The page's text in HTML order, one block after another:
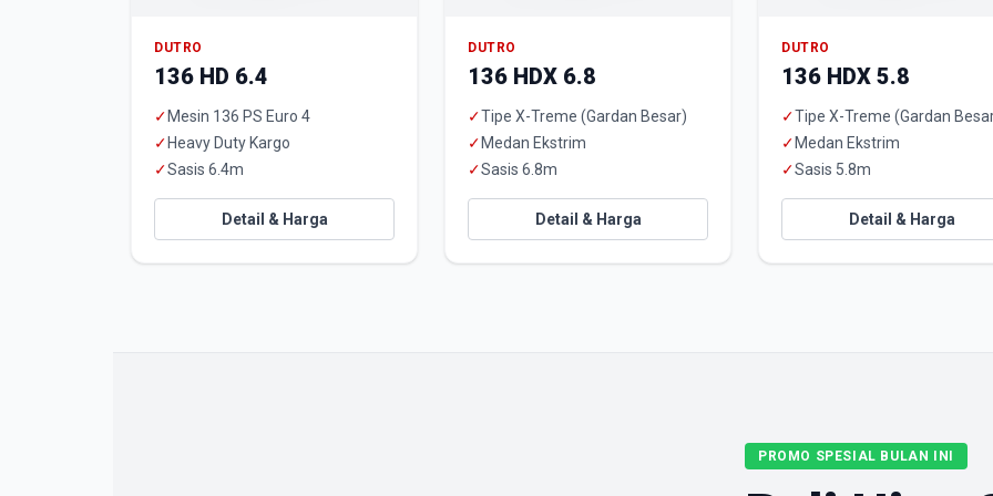
DUTRO
136 HD 6.4
✓ Mesin 136 PS Euro 4
✓ Heavy Duty Kargo
✓Sasis 6.4m
Detail & Harga
DUTRO
136 HDX 6.8
✓Tipe X-Treme (Gardan Besar)
✓ Medan Ekstrim
✓Sasis 6.8m
Detail & Harga
DUTRO
136 HDX 5.8
✓Tipe X-Treme (Gardan
✓ Medan Ekstrim
✓Sasis 5.8m
Detail & Harga
PROMO SPESIAL BULAN INI